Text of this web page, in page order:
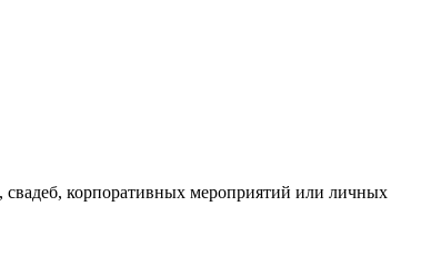
корпоративных мероприятий или личных